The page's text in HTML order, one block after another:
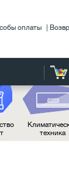
оплаты
техника